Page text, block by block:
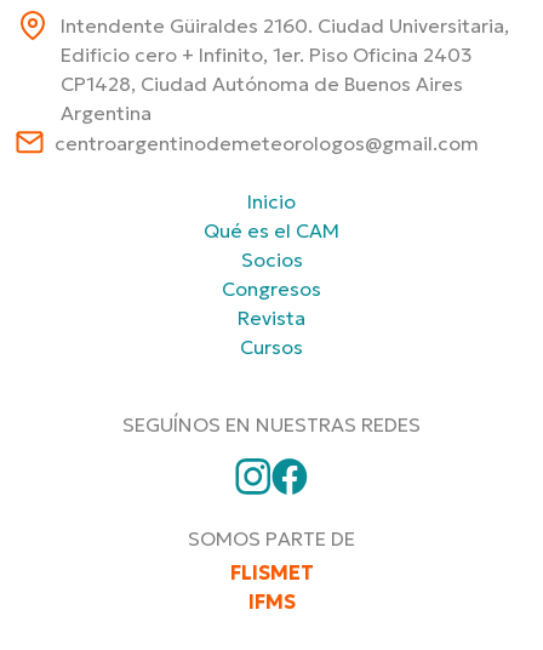
Intendente Güiraldes 2160. Ciudad Universitaria,
Edificio cero + Infinito, 1er. Piso Oficina 2403
CP1428, Ciudad Autónoma de Buenos Aires
Argentina
centroargentinodemeteorologos@gmail.com
Inicio
Qué es el CAM
Socios
Congresos
Revista
Cursos
SEGUÍNOS EN NUESTRAS REDES
SOMOS PARTE DE
FLISMET
IFMS